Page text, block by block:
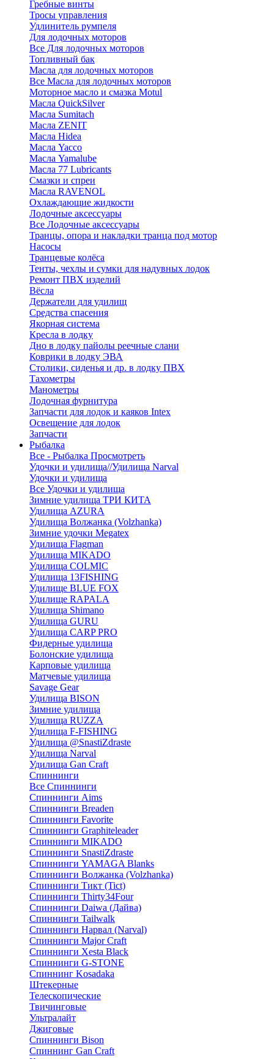
Гребные винты
Тросы управления
Удлинитель румпеля
Для лодочных моторов
Все Для лодочных моторов
Топливный бак
Масла для лодочных моторов
Все Масла для лодочных моторов
Моторное масло и смазка Motul
Масла QuickSilver
Масла Sumitach
Масла ZENIT
Масла Hidea
Масла Yacco
Масла Yamalube
Масла 77 Lubricants
Смазки и спреи
Масла RAVENOL
Охлаждающие жидкости
Лодочные аксессуары
Все Лодочные аксессуары
Транцы, опора и накладки транца под мотор
Насосы
Транцевые колёса
Тенты, чехлы и сумки для надувных лодок
Ремонт ПВХ изделий
Вёсла
Держатели для удилищ
Средства спасения
Якорная система
Кресла в лодку
Дно в лодку пайолы реечные слани
Коврики в лодку ЭВА
Столики, сиденья и др. в лодку ПВХ
Тахометры
Манометры
Лодочная фурнитура
Запчасти для лодок и каяков Intex
Освещение для лодок
Запчасти
Рыбалка
Все - Рыбалка Просмотреть
Удочки и удилища//Удилища Narval
Удочки и удилища
Все Удочки и удилища
Зимние удилища ТРИ КИТА
Удилища AZURA
Удилища Волжанка (Volzhanka)
Зимние удочки Megatex
Удилища Flagman
Удилища MIKADO
Удилища COLMIC
Удилища 13FISHING
Удилище BLUE FOX
Удилище RAPALA
Удилища Shimano
Удилища GURU
Удилища CARP PRO
Фидерные удилища
Болонские удилища
Карповые удилища
Матчевые удилища
Savage Gear
Удилища BISON
Зимние удилища
Удилища RUZZA
Удилища F-FISHING
Удилища @SnastiZdraste
Удилища Narval
Удилища Gan Craft
Спиннинги
Все Спиннинги
Спиннинги Aims
Спиннинги Breaden
Спиннинги Favorite
Спиннинги Graphiteleader
Спиннинги MIKADO
Спиннинги SnastiZdraste
Спиннинги YAMAGA Blanks
Спиннинги Волжанка (Volzhanka)
Спиннинги Тикт (Tict)
Спиннинги Thirty34Four
Спиннинги Daiwa (Дайва)
Спиннинги Tailwalk
Спиннинги Нарвал (Narval)
Спиннинги Major Craft
Спиннинги Xesta Black
Спиннинги G-STONE
Спиннинг Kosadaka
Штекерные
Телескопические
Твичинговые
Ультралайт
Джиговые
Спиннинги Bison
Спиннинг Gan Craft